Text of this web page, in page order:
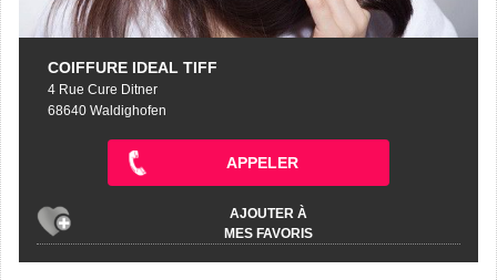
COIFFURE IDEAL TIFF
4 Rue Cure Ditner
68640 Waldighofen
APPELER
AJOUTER À
MES FAVORIS